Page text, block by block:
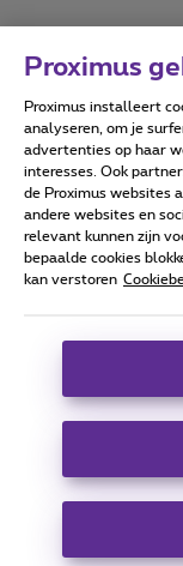
Alle rechten
Algemene
Deze website is
Koning Albert II-
Carrier &
|Sitemap
Proximus
Proximus installeert
analyseren, om je
advertenties op haar
interesses. Ook
de Proximus websites
andere websites en
relevant kunnen zijn
bepaalde cookies
kan verstoren